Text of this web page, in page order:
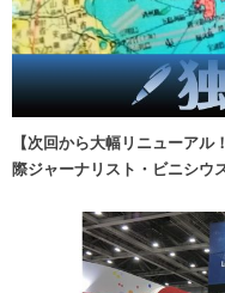
【次回から大幅リニューア
際ジャーナリスト・ビニシウ